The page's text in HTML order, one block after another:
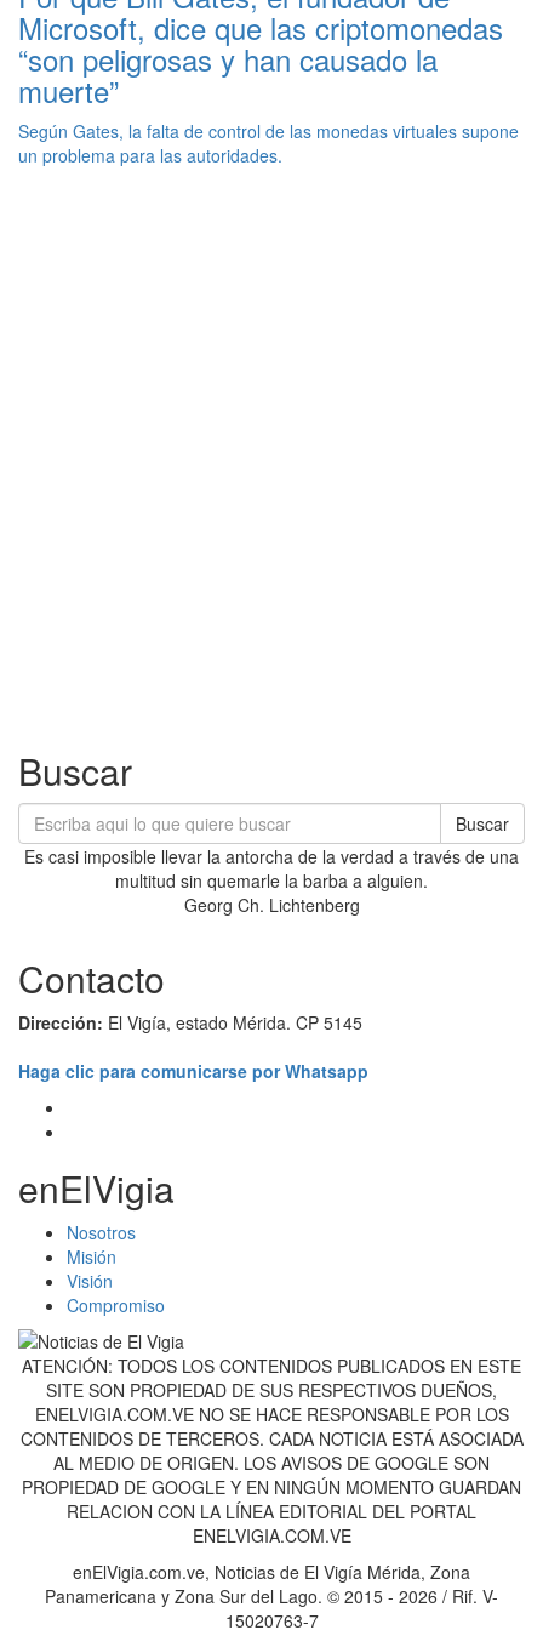
Microsoft, dice que las criptomonedas
“son peligrosas y han causado la
muerte”
Según Gates, la falta de control de las monedas virtuales supone
un problema para las autoridades.
Buscar
Buscar
Es casi imposible llevar la antorcha de la verdad a través de una
multitud sin quemarle la barba a alguien.
Georg Ch. Lichtenberg
Contacto
Dirección: El Vigía, estado Mérida. CP 5145
Haga clic para comunicarse por Whatsapp
enElVigia
Nosotros
Misión
Visión
Compromiso
ATENCIÓN: TODOS LOS CONTENIDOS PUBLICADOS EN ESTE
SITE SON PROPIEDAD DE SUS RESPECTIVOS DUEÑOS,
ENELVIGIA.COM.VE NO SE HACE RESPONSABLE POR LOS
CONTENIDOS DE TERCEROS. CADA NOTICIA ESTÁ ASOCIADA
AL MEDIO DE ORIGEN. LOS AVISOS DE GOOGLE SON
PROPIEDAD DE GOOGLE Y EN NINGÚN MOMENTO GUARDAN
RELACION CON LA LÍNEA EDITORIAL DEL PORTAL
ENELVIGIA.COM.VE
enElVigia.com.ve, Noticias de El Vigía Mérida, Zona
Panamericana y Zona Sur del Lago. © 2015 - 2026 / Rif. V-
15020763-7